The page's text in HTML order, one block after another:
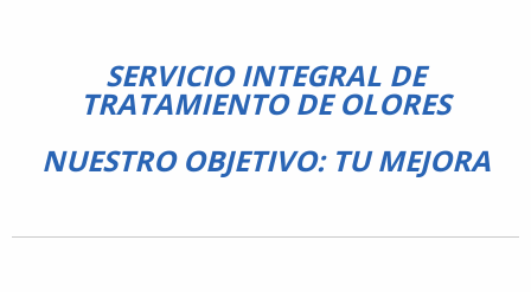
SERVICIO INTEGRAL DE
TRATAMIENTO DE OLORES
NUESTRO OBJETIVO: TU MEJORA